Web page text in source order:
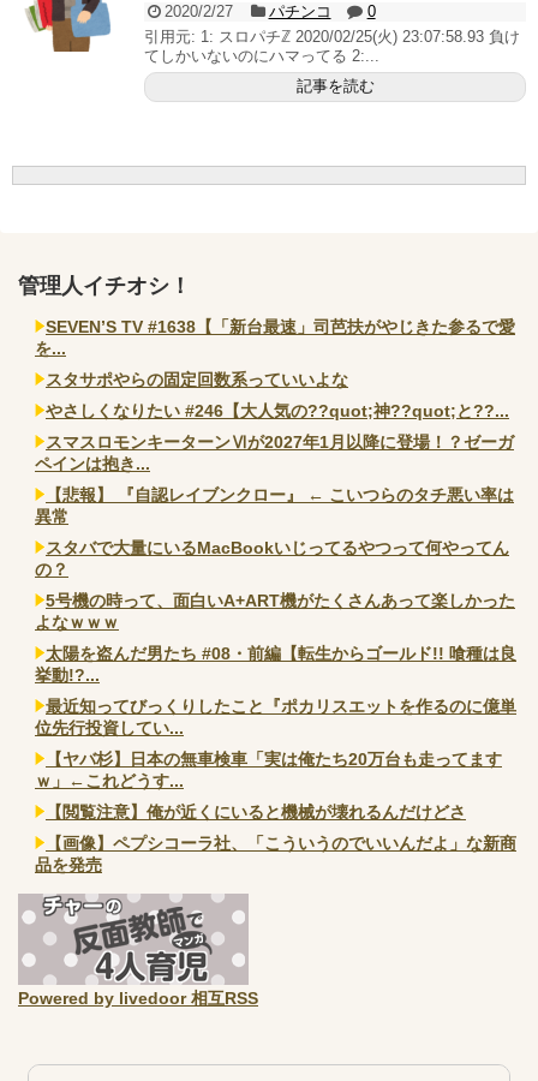
Powered by livedoor 相互RSS
2020/2/27 パチンコ
0
引用元: 1: スロパチℤ 2020/02/25(火) 23:07:58.93 負け
てしかいないのにハマってる 2:...
記事を読む
管理人イチオシ！
SEVEN’S TV #1638【「新台最速」司芭扶がやじきた参るで愛
を...
スタサポやらの固定回数系っていいよな
やさしくなりたい #246【大人気の??quot;神??quot;と??...
スマスロモンキーターンⅥが2027年1月以降に登場！？ゼーガ
ペインは抱き...
【悲報】 『自認レイブンクロー』 ← こいつらのタチ悪い率は
異常
スタバで大量にいるMacBookいじってるやつって何やってん
の？
5号機の時って、面白いA+ART機がたくさんあって楽しかった
よなｗｗｗ
太陽を盗んだ男たち #08・前編【転生からゴールド!! 喰種は良
挙動!?...
最近知ってびっくりしたこと『ポカリスエットを作るのに億単
位先行投資してい...
【ヤバ杉】日本の無車検車「実は俺たち20万台も走ってます
ｗ」←これどうす...
【閲覧注意】俺が近くにいると機械が壊れるんだけどさ
【画像】ペプシコーラ社、「こういうのでいいんだよ」な新商
品を発売
Powered by livedoor 相互RSS